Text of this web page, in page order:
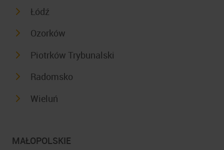
Łódź
Ozorków
Piotrków Trybunalski
Radomsko
Wieluń
MAŁOPOLSKIE